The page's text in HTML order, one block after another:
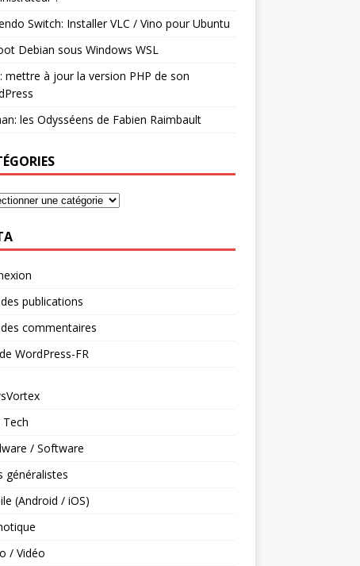
Switch: Installer VLC / Vino pour Ubuntu
Debian sous Windows WSL
mettre à jour la version PHP de son
les Odysséens de Fabien Raimbault
publications
commentaires
WordPress-FR
Tech
/ Software
généralistes
(Android / iOS)
/ Vidéo